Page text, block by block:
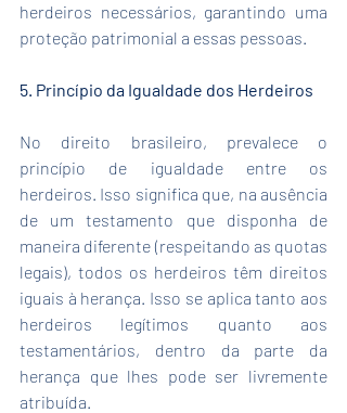
herdeiros necessários, garantindo uma
proteção patrimonial a essas pessoas.
5. Princípio da Igualdade dos Herdeiros
No direito brasileiro, prevalece o
princípio de igualdade entre os
herdeiros. Isso significa que, na ausência
de um testamento que disponha de
maneira diferente (respeitando as quotas
legais), todos os herdeiros têm direitos
iguais à herança. Isso se aplica tanto aos
herdeiros legítimos quanto aos
testamentários, dentro da parte da
herança que lhes pode ser livremente
atribuída.